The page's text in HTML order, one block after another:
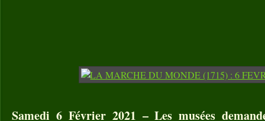
Samedi 6 Février 2021 – Les musées